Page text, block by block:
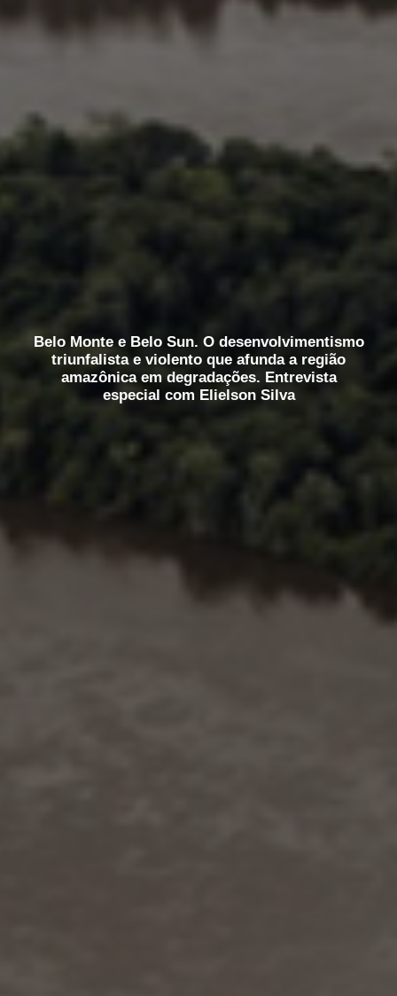
Belo Monte e Belo Sun. O desenvolvimentismo
triunfalista e violento que afunda a região
amazônica em degradações. Entrevista
especial com Elielson Silva